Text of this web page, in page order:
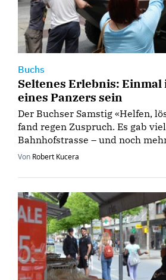
Buchs
Seltenes Erlebnis:
eines Panzers sein
Der Buchser Samstig «Helfen,
fand regen Zuspruch. Es gab
Bahnhofstrasse – und noch
Von Robert Kucera